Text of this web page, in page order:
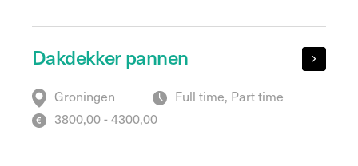
Dakdekker pannen
Groningen
Full time, Part time
3800,00 - 4300,00